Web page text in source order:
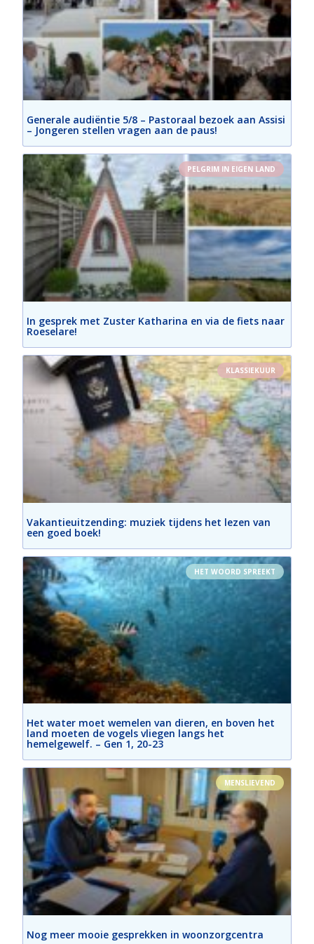
Generale audiëntie 5/8 – Pastoraal bezoek aan Assisi
– Jongeren stellen vragen aan de paus!
PELGRIM IN EIGEN LAND
In gesprek met Zuster Katharina en via de fiets naar
Roeselare!
KLASSIEKUUR
Vakantieuitzending: muziek tijdens het lezen van
een goed boek!
HET WOORD SPREEKT
Het water moet wemelen van dieren, en boven het
land moeten de vogels vliegen langs het
hemelgewelf. – Gen 1, 20-23
MENSLIEVEND
Nog meer mooie gesprekken in woonzorgcentra